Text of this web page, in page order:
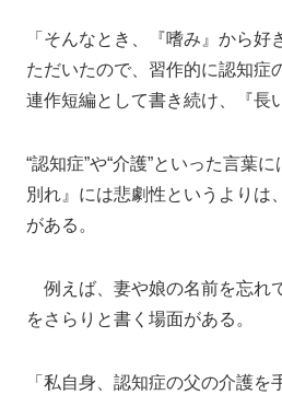
「そんなとき、『嗜み』から
ただいたので、習作的に認知症
連作短編として書き続け、『長
“認知症”や“介護”といった言葉
別れ』には悲劇性というよりは
がある。
例えば、妻や娘の名前を忘れ
をさらりと書く場面がある。
「私自身、認知症の父の介護